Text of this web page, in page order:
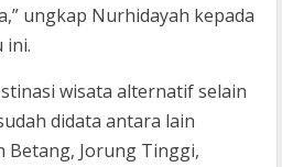
ungkap Nurhidayah kepada
ini.
wisata alternatif selain
didata antara lain
Betang, Jorung Tinggi,